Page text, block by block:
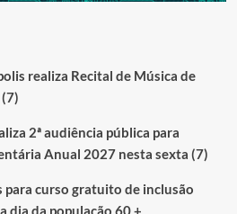
realiza Recital de Música de
2ª audiência pública para
Anual 2027 nesta sexta (7)
curso gratuito de inclusão
dia da população 60 +